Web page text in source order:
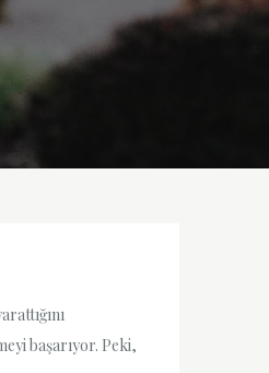
başarıyor. Peki,